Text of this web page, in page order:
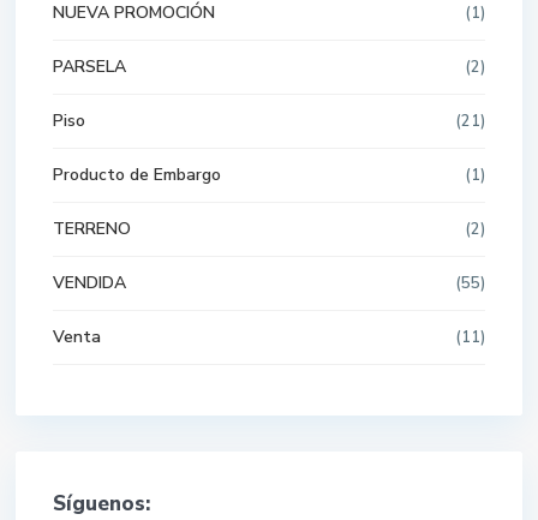
NUEVA PROMOCIÓN (1)
PARSELA (2)
Piso (21)
Producto de Embargo (1)
TERRENO (2)
VENDIDA (55)
Venta (11)
Síguenos: